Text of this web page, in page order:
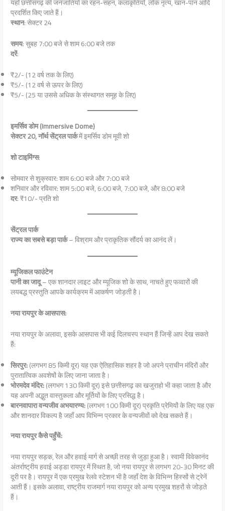
प्रदर्शित किए जाते हैं।
स्थान: सेक्टर 24
समय: सुबह 7:00 बजे से शाम 6:00 बजे तक
दरें:
₹2/- (12 वर्ष तक के लिए)
₹5/- (12 वर्ष से ऊपर के लिए)
₹5/- (25 या उससे अधिक के संस्थागत समूह के लिए)
इमर्सिव डोम (Immersive Dome)
सेक्टर 20, नॉर्थ सेंट्रल पार्कमें इमर्सिव डोम मूवी शो
शो टाइमिंग्स:
सोमवार से शुक्रवार: शाम 6:00 बजे और 7:00 बजे
शनिवार और रविवार: शाम 5:00 बजे, 6:00 बजे, 7:00 बजे, और 8:00 बजे
दर: ₹10/- प्रति शो
सेंट्रल पार्क
राज्य का सबसे बड़ा पार्क– विश्राम और प्राकृतिक सौंदर्य का आनंद लें।
म्यूजिकल फाउंटेन
पानी का जादू– एक शानदार लाइट और म्यूजिक शो के साथ, नाचते हुए फव्वारों की
लयबद्ध प्रस्तुति आपके कार्यक्रम में आकर्षण जोड़ती है।
नया रायपुर के आसपास:
नया रायपुर के अलावा, इसके आसपास भी कई दिलचस्प स्थान हैं जिन्हें आप देख सकते
हैं:
सिरपुर:(लगभग 85 किमी दूर) यह एक ऐतिहासिक शहर है जो अपने प्राचीन मंदिरों और
पुरातात्विक अवशेषों के लिए जाना जाता है।
भोरमदेव मंदिर:(लगभग 130 किमी दूर) इसे छत्तीसगढ़ का खजुराहो भी कहा जाता है और
यह अपनी अद्भुत वास्तुकला और मूर्तियों के लिए प्रसिद्ध है।
बारनवापारा वन्यजीव अभयारण्य:(लगभग 100 किमी दूर) प्रकृति प्रेमियों के लिए यह एक
और शानदार विकल्प है जहाँ आप विभिन्न प्रकार के वन्यजीवों को देख सकते हैं।
नया रायपुर कैसे पहुँचें:
नया रायपुर सड़क, रेल और हवाई मार्ग से अच्छी तरह से जुड़ा हुआ है। स्वामी विवेकानंद
अंतर्राष्ट्रीय हवाई अड्डा रायपुर में स्थित है, जो नया रायपुर से लगभग 20-30 मिनट की
दूरी पर है। रायपुर में एक प्रमुख रेलवे स्टेशन भी है जहाँ देश के विभिन्न हिस्सों से ट्रेनें
आती हैं। इसके अलावा, राष्ट्रीय राजमार्ग नया रायपुर को अन्य प्रमुख शहरों से जोड़ते
हैं।